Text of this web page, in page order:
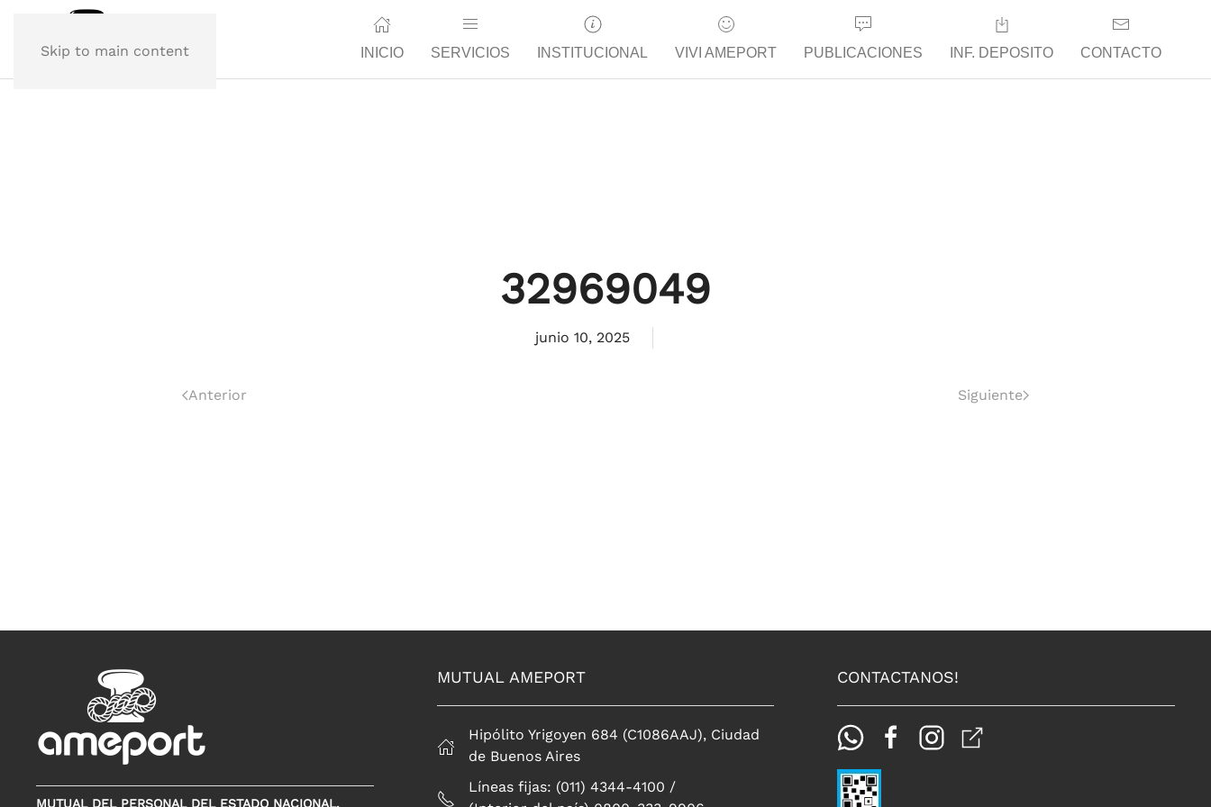
Skip to main content INICIO SERVICIOS INSTITUCIONAL VIVI AMEPORT PUBLICACIONES INF. DEPOSITO CONTACTO
32969049
junio 10, 2025
Anterior Siguiente
MUTUAL DEL PERSONAL DEL ESTADO NACIONAL,
MUTUAL AMEPORT
Hipólito Yrigoyen 684 (C1086AAJ), Ciudad
de Buenos Aires
Líneas fijas: (011) 4344-4100 /
CONTACTANOS!